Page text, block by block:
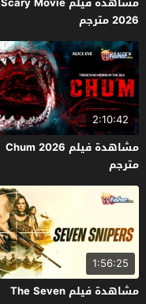
2026 مترجم
2:10:42
مشاهدة فيلم Chum 2026
مترجم
1:56:25
مشاهدة فيلم The Seven